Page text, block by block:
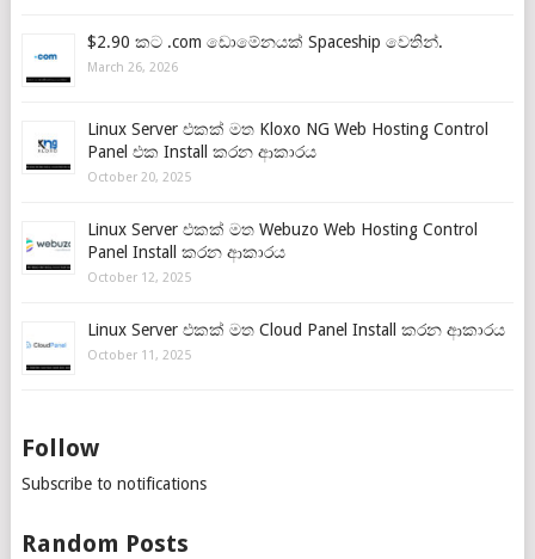
$2.90 කට .com ඩොමේනයක් Spaceship වෙතින්.
March 26, 2026
Linux Server එකක් මත Kloxo NG Web Hosting Control
Panel එක Install කරන ආකාරය
October 20, 2025
Linux Server එකක් මත Webuzo Web Hosting Control
Panel Install කරන ආකාරය
October 12, 2025
Linux Server එකක් මත Cloud Panel Install කරන ආකාරය
October 11, 2025
Follow
Subscribe to notifications
Random Posts